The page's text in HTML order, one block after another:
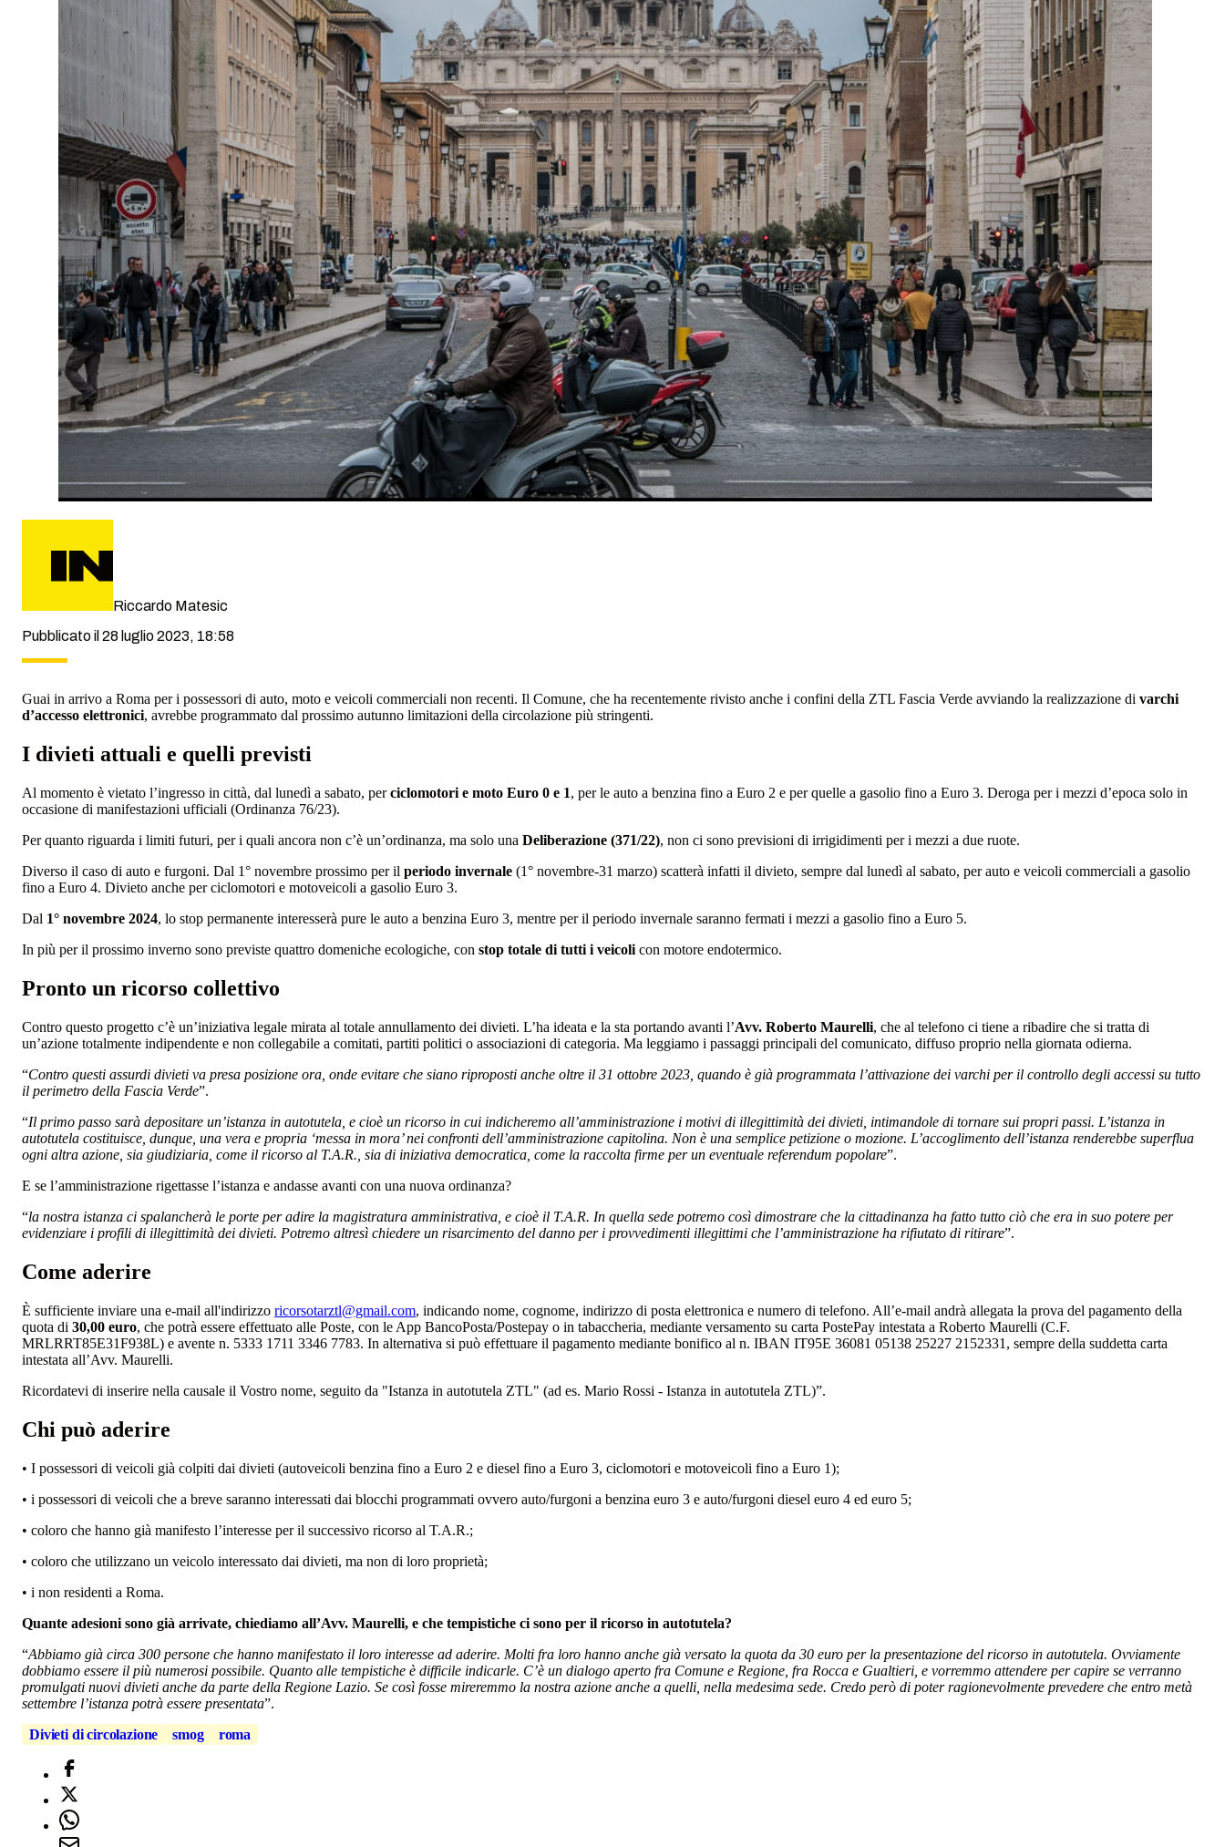
Riccardo Matesic
Pubblicato il 28 luglio 2023, 18:58
Guai in arrivo a Roma per i possessori di auto, moto e veicoli commerciali non recenti. Il Comune, che ha recentemente rivisto anche i confini della ZTL Fascia Verde avviando la realizzazione di varchi
d’accesso elettronici, avrebbe programmato dal prossimo autunno limitazioni della circolazione più stringenti.
I divieti attuali e quelli previsti
Al momento è vietato l’ingresso in città, dal lunedì a sabato, perciclomotori e moto Euro 0 e 1, per le auto a benzina fino a Euro 2 e per quelle a gasolio fino a Euro 3. Deroga per i mezzi d’epoca solo in
occasione di manifestazioni ufficiali (Ordinanza 76/23).
Per quanto riguarda i limiti futuri, per i quali ancora non c’è un’ordinanza, ma solo una Deliberazione (371/22), non ci sono previsioni di irrigidimenti per i mezzi a due ruote.
Diverso il caso di auto e furgoni. Dal 1° novembre prossimo per il periodo invernale (1° novembre-31 marzo) scatterà infatti il divieto, sempre dal lunedì al sabato, per auto e veicoli commerciali a gasolio
fino a Euro 4. Divieto anche per ciclomotori e motoveicoli a gasolio Euro 3.
Dal 1° novembre 2024, lo stop permanente interesserà pure le auto a benzina Euro 3, mentre per il periodo invernale saranno fermati i mezzi a gasolio fino a Euro 5.
In più per il prossimo inverno sono previste quattro domeniche ecologiche, con stop totale di tutti i veicoli con motore endotermico.
Pronto un ricorso collettivo
Contro questo progetto c’è un’iniziativa legale mirata al totale annullamento dei divieti. L’ha ideata e la sta portando avanti l’Avv. Roberto Maurelli, che al telefono ci tiene a ribadire che si tratta di
un’azione totalmente indipendente e non collegabile a comitati, partiti politici o associazioni di categoria. Ma leggiamo i passaggi principali del comunicato, diffuso proprio nella giornata odierna.
“Contro questi assurdi divieti va presa posizione ora, onde evitare che siano riproposti anche oltre il 31 ottobre 2023, quando è già programmata l’attivazione dei varchi per il controllo degli accessi su tutto
il perimetro della Fascia Verde”.
“Il primo passo sarà depositare un’istanza in autotutela, e cioè un ricorso in cui indicheremo all’amministrazione i motivi di illegittimità dei divieti, intimandole di tornare sui propri passi. L’istanza in
autotutela costituisce, dunque, una vera e propria ‘messa in mora’ nei confronti dell’amministrazione capitolina. Non è una semplice petizione o mozione. L’accoglimento dell’istanza renderebbe superflua
ogni altra azione, sia giudiziaria, come il ricorso al T.A.R., sia di iniziativa democratica, come la raccolta firme per un eventuale referendum popolare”.
E se l’amministrazione rigettasse l’istanza e andasse avanti con una nuova ordinanza?
“la nostra istanza ci spalancherà le porte per adire la magistratura amministrativa, e cioè il T.A.R. In quella sede potremo così dimostrare che la cittadinanza ha fatto tutto ciò che era in suo potere per
evidenziare i profili di illegittimità dei divieti. Potremo altresì chiedere un risarcimento del danno per i provvedimenti illegittimi che l’amministrazione ha rifiutato di ritirare”.
Come aderire
È sufficiente inviare una e-mail all'indirizzo ricorsotarztl@gmail.com, indicando nome, cognome, indirizzo di posta elettronica e numero di telefono. All’e-mail andrà allegata la prova del pagamento della
quota di 30,00 euro, che potrà essere effettuato alle Poste, con le App BancoPosta/Postepay o in tabaccheria, mediante versamento su carta PostePay intestata a Roberto Maurelli (C.F.
MRLRRT85E31F938L) e avente n. 5333 1711 3346 7783. In alternativa si può effettuare il pagamento mediante bonifico al n. IBAN IT95E 36081 05138 25227 2152331, sempre della suddetta carta
intestata all’Avv. Maurelli.
Ricordatevi di inserire nella causale il Vostro nome, seguito da "Istanza in autotutela ZTL" (ad es. Mario Rossi - Istanza in autotutela ZTL)”.
Chi può aderire
• I possessori di veicoli già colpiti dai divieti (autoveicoli benzina fino a Euro 2 e diesel fino a Euro 3, ciclomotori e motoveicoli fino a Euro 1);
• i possessori di veicoli che a breve saranno interessati dai blocchi programmati ovvero auto/furgoni a benzina euro 3 e auto/furgoni diesel euro 4 ed euro 5;
• coloro che hanno già manifesto l’interesse per il successivo ricorso al T.A.R.;
• coloro che utilizzano un veicolo interessato dai divieti, ma non di loro proprietà;
• i non residenti a Roma.
Quante adesioni sono già arrivate, chiediamo all’Avv. Maurelli, e che tempistiche ci sono per il ricorso in autotutela?
“Abbiamo già circa 300 persone che hanno manifestato il loro interesse ad aderire. Molti fra loro hanno anche già versato la quota da 30 euro per la presentazione del ricorso in autotutela. Ovviamente
dobbiamo essere il più numerosi possibile. Quanto alle tempistiche è difficile indicarle. C’è un dialogo aperto fra Comune e Regione, fra Rocca e Gualtieri, e vorremmo attendere per capire se verranno
promulgati nuovi divieti anche da parte della Regione Lazio. Se così fosse mireremmo la nostra azione anche a quelli, nella medesima sede. Credo però di poter ragionevolmente prevedere che entro metà
settembre l’istanza potrà essere presentata”.
Divieti di circolazione
smog roma